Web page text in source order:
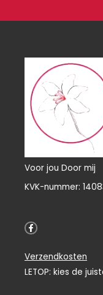
Voor jou Door mij
KVK-nummer:
F
a
b
o
o
Verzendkosten
LETOP: kies de